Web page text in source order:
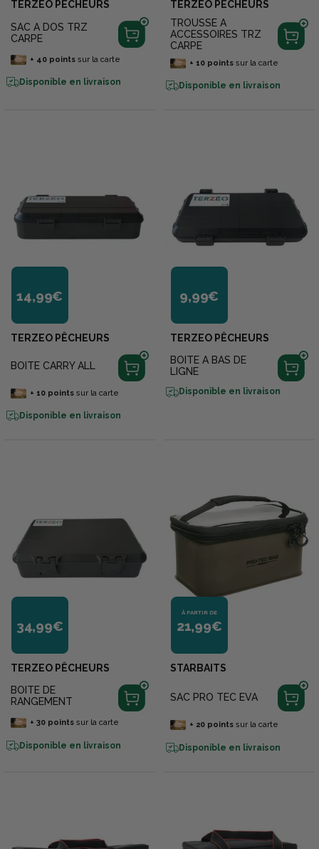
TERZEO PÊCHEURS
SAC A DOS TRZ
CARPE
+ 40pointssur la carte
Disponible en livraison
TERZEO PÊCHEURS
TROUSSE A
ACCESSOIRES TRZ
CARPE
+ 10pointssur la carte
Disponible en livraison
14,99€
TERZEO PÊCHEURS
BOITE CARRY ALL
+ 10pointssur la carte
Disponible en livraison
9,99€
TERZEO PÊCHEURS
BOITE A BAS DE
LIGNE
Disponible en livraison
34,99€
TERZEO PÊCHEURS
BOITE DE
RANGEMENT
+ 30pointssur la carte
Disponible en livraison
À PARTIR DE
21,99€
STARBAITS
SAC PRO TEC EVA
+ 20pointssur la carte
Disponible en livraison